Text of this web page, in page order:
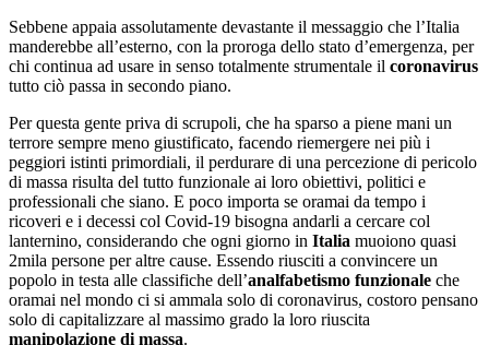
Sebbene appaia assolutamente devastante il messaggio che l’Italia
manderebbe all’esterno, con la proroga dello stato d’emergenza, per
chi continua ad usare in senso totalmente strumentale il coronavirus
tutto ciò passa in secondo piano.
Per questa gente priva di scrupoli, che ha sparso a piene mani un
terrore sempre meno giustificato, facendo riemergere nei più i
peggiori istinti primordiali, il perdurare di una percezione di pericolo
di massa risulta del tutto funzionale ai loro obiettivi, politici e
professionali che siano. E poco importa se oramai da tempo i
ricoveri e i decessi col Covid-19 bisogna andarli a cercare col
lanternino, considerando che ogni giorno in Italia muoiono quasi
2mila persone per altre cause. Essendo riusciti a convincere un
popolo in testa alle classifiche dell’analfabetismo funzionale che
oramai nel mondo ci si ammala solo di coronavirus, costoro pensano
solo di capitalizzare al massimo grado la loro riuscita
manipolazione di massa.